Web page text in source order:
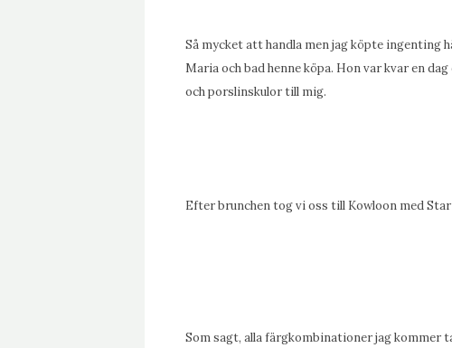
Så mycket att handla men jag köpte ingenting
Maria och bad henne köpa. Hon var kvar en
och porslinskulor till mig.
Efter brunchen tog vi oss till Kowloon med
Som sagt, alla färgkombinationer jag kommer